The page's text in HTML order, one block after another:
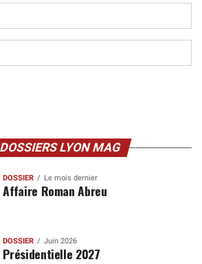
LYON MAG
DOSSIER Le mois dernier
Affaire Roman Abreu
DOSSIER Juin 2026
Présidentielle 2027